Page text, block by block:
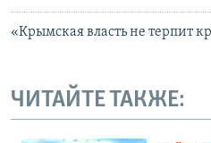
«Крымская власть не терпит
ЧИТАЙТЕ ТАКЖЕ: